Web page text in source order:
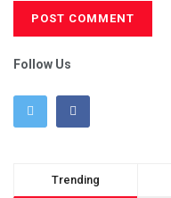
Follow Us
Trending